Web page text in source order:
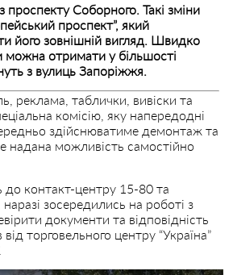
Соборного. Такі зміни
проспект”, який
його зовнішній вигляд. Швидко
можна отримати у більшості
з вулиць Запоріжжя.
реклама, таблички, вивіски та
комісію, яку напередодні
здійснюватиме демонтаж та
надана можливість самостійно
до контакт-центру 15-80 та
зосередились на роботі з
документи та відповідність
торговельного центру “Україна”